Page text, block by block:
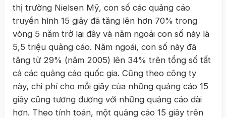
thị trường Nielsen Mỹ, con số các quảng cáo
truyền hình 15 giây đã tăng lên hơn 70% trong
vòng 5 năm trở lại đây và năm ngoái con số này là
5,5 triệu quảng cáo. Năm ngoái, con số này đã
tăng từ 29% (năm 2005) lên 34% trên tổng số tất
cả các quảng cáo quốc gia. Cũng theo công ty
này, chi phí cho mỗi giây của những quảng cáo 15
giây cũng tương đương với những quảng cáo dài
hơn. Theo tính toán, một quảng cáo 15 giây trên